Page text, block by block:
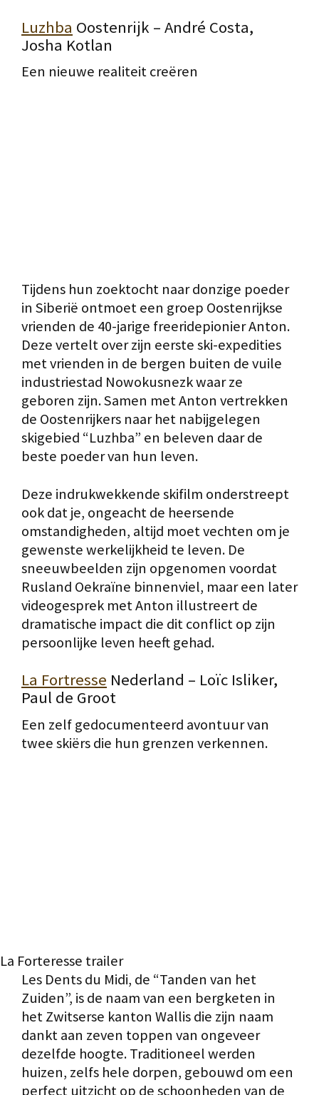
Luzhba Oostenrijk – André Costa,
Josha Kotlan
Een nieuwe realiteit creëren
Tijdens hun zoektocht naar donzige poeder
in Siberië ontmoet een groep Oostenrijkse
vrienden de 40-jarige freeridepionier Anton.
Deze vertelt over zijn eerste ski-expedities
met vrienden in de bergen buiten de vuile
industriestad Nowokusnezk waar ze
geboren zijn. Samen met Anton vertrekken
de Oostenrijkers naar het nabijgelegen
skigebied “Luzhba” en beleven daar de
beste poeder van hun leven.
Deze indrukwekkende skifilm onderstreept
ook dat je, ongeacht de heersende
omstandigheden, altijd moet vechten om je
gewenste werkelijkheid te leven. De
sneeuwbeelden zijn opgenomen voordat
Rusland Oekraïne binnenviel, maar een later
videogesprek met Anton illustreert de
dramatische impact die dit conflict op zijn
persoonlijke leven heeft gehad.
La Fortresse Nederland – Loïc Isliker,
Paul de Groot
Een zelf gedocumenteerd avontuur van
twee skiërs die hun grenzen verkennen.
La Forteresse trailer
Les Dents du Midi, de “Tanden van het
Zuiden”, is de naam van een bergketen in
het Zwitserse kanton Wallis die zijn naam
dankt aan zeven toppen van ongeveer
dezelfde hoogte. Traditioneel werden
huizen, zelfs hele dorpen, gebouwd om een
perfect uitzicht op de schoonheden van de